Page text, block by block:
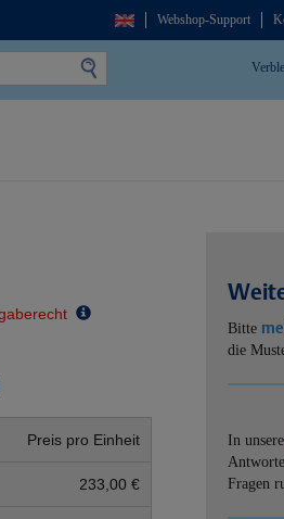
Webshop-Support
Preis pro Einheit
233,00 €
Bitte
die
In
Fragen